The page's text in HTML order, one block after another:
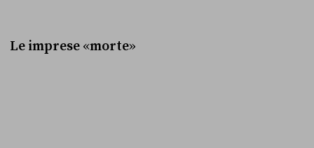
Le imprese «morte»